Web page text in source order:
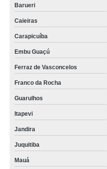
Barueri
Caieiras
Carapicuíba
Embu Guaçú
Ferraz de Vasconcelos
Franco da Rocha
Guarulhos
Itapevi
Jandira
Juquitiba
Mauá